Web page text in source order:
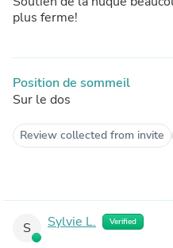
plus ferme!
Position de sommeil
Sur le dos
Review collected from invite
S Sylvie L. Verified